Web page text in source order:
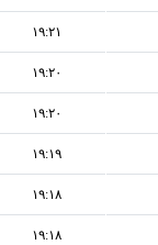
۱۹:۲۱
۱۹:۲۰
۱۹:۲۰
۱۹:۱۹
۱۹:۱۸
۱۹:۱۸